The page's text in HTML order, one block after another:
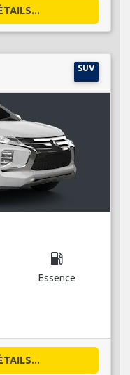
SUV
local_gas_station
Essence